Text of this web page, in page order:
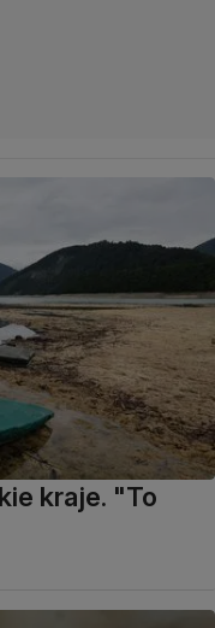
kraje. "To